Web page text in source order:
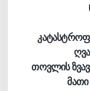
თოვლის